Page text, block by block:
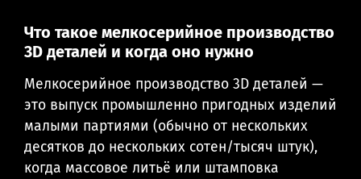
Что такое мелкосерийное производство
3D деталей и когда оно нужно
Мелкосерийное производство 3D деталей —
это выпуск промышленно пригодных изделий
малыми партиями (обычно от нескольких
десятков до нескольких сотен/тысяч штук),
когда массовое литьё или штамповка